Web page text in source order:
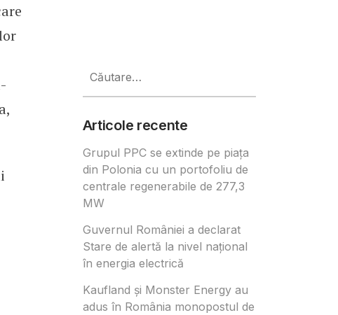
după:
Articole recente
Grupul PPC se extinde pe piața
din Polonia cu un portofoliu de
centrale regenerabile de 277,3
MW
Guvernul României a declarat
Stare de alertă la nivel național
în energia electrică
Kaufland și Monster Energy au
adus în România monopostul de